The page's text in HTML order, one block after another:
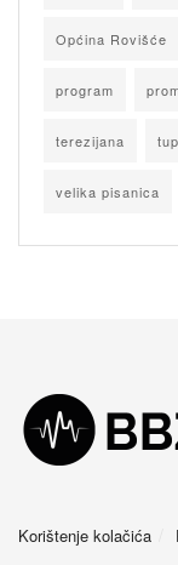
Općina Rovišće
program
terezijana
velika pisanica
Korištenje kolačića